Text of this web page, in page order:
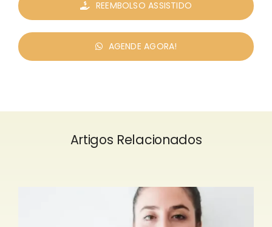
REEMBOLSO ASSISTIDO
AGENDE AGORA!
Artigos Relacionados